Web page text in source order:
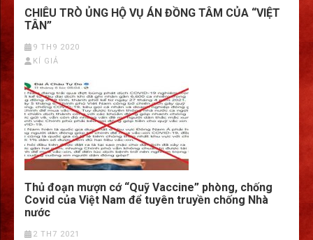
CHIÊU TRÒ ỦNG HỘ VỤ ÁN ĐỒNG TÂM CỦA “VIỆT
TÂN”
9 TH9 2020
KÍ GIẢ
Thủ đoạn mượn cớ “Quỹ Vaccine” phòng, chống
Covid của Việt Nam để tuyên truyền chống Nhà
nước
2 TH7 2021